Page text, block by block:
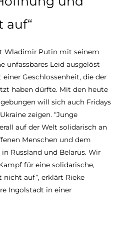
auf“
Wladimir Putin mit seinem
unfassbares Leid ausgelöst
Geschlossenheit, die der
haben dürfte. Mit den heute
will sich auch Fridays
zeigen. “Junge
auf der Welt solidarisch an
Menschen und dem
Russland und Belarus. Wir
für eine solidarische,
auf”, erklärt Rieke
Ingolstadt in einer